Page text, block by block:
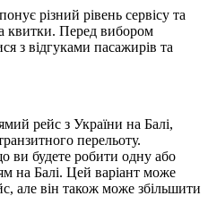
різний рівень сервісу та
квитки. Перед вибором
з відгуками пасажирів та
рейс з України на Балі,
перельоту.
ви будете робити одну або
на Балі. Цей варіант може
але він також може збільшити